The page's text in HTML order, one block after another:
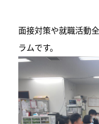
面接対策や就職活動
ラムです。